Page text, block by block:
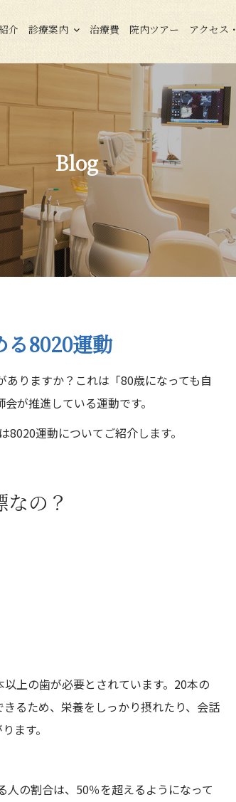
介 診療案内 治療費 院内ツアー アクセス
Blog
る8020運動
ありますか？これは「80歳になっても自
が推進している運動です。
運動についてご紹介します。
の？
上の歯が必要とされています。20本の
るため、栄養をしっかり摂れたり、会話
ます。
の割合は、50％を超えるようになって